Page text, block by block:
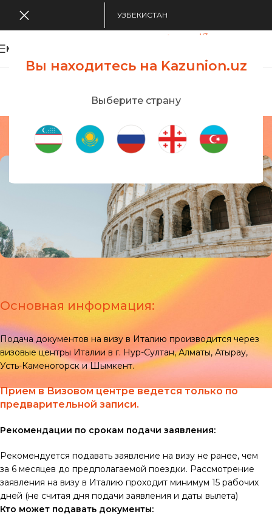
Вы находитесь на Kazunion.uz
Выберите страну
УЗБЕКИСТАН
MENU
Италия
Главная/Визы Италия
Основная информация:
Подача документов на визу в Италию производится через
визовые центры Италии в г. Нур-Султан, Алматы, Атырау,
Усть-Каменогорск и Шымкент.
Прием в Визовом центре ведется только по
предварительной записи.
Рекомендации по срокам подачи заявления:
Рекомендуется подавать заявление на визу не ранее, чем
за 6 месяцев до предполагаемой поездки. Рассмотрение
заявления на визу в Италию проходит минимум 15 рабочих
дней (не считая дня подачи заявления и даты вылета)
Кто может подавать документы: